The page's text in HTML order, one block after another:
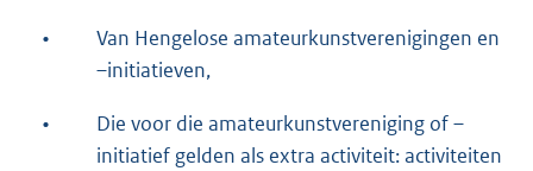
•
Van Hengelose amateurkunstverenigingen en
–initiatieven,
•
Die voor die amateurkunstvereniging of –
initiatief gelden als extra activiteit: activiteiten